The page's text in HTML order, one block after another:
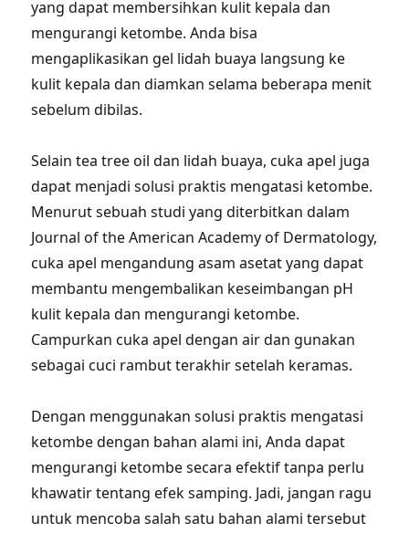
yang dapat membersihkan kulit kepala dan
mengurangi ketombe. Anda bisa
mengaplikasikan gel lidah buaya langsung ke
kulit kepala dan diamkan selama beberapa menit
sebelum dibilas.
Selain tea tree oil dan lidah buaya, cuka apel juga
dapat menjadi solusi praktis mengatasi ketombe.
Menurut sebuah studi yang diterbitkan dalam
Journal of the American Academy of Dermatology,
cuka apel mengandung asam asetat yang dapat
membantu mengembalikan keseimbangan pH
kulit kepala dan mengurangi ketombe.
Campurkan cuka apel dengan air dan gunakan
sebagai cuci rambut terakhir setelah keramas.
Dengan menggunakan solusi praktis mengatasi
ketombe dengan bahan alami ini, Anda dapat
mengurangi ketombe secara efektif tanpa perlu
khawatir tentang efek samping. Jadi, jangan ragu
untuk mencoba salah satu bahan alami tersebut